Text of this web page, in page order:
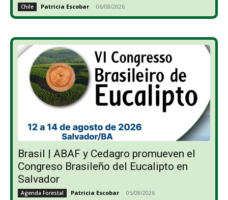
Chile Patricia Escobar - 06/08/2026
Brasil | ABAF y Cedagro promueven el
Congreso Brasileño del Eucalipto en
Salvador
Agenda Forestal Patricia Escobar - 05/08/2026